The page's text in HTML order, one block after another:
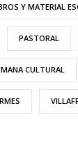
Y MATERIAL
PASTORAL
CULTURAL